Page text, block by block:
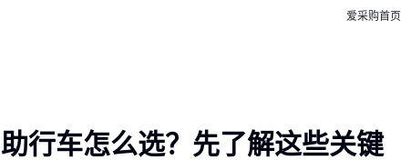
爱采购首页
助行车怎么选？先了解这些关键